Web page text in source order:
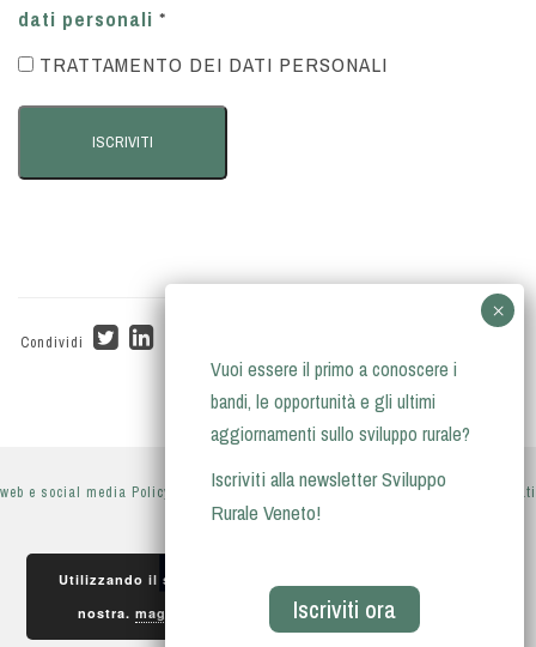
dati personali *
TRATTAMENTO DEI DATI PERSONALI
Condividi
web e social media Policy privacy policy- informativa sul trattamento dei dati
personali
Vuoi essere il primo a conoscere i
bandi, le opportunità e gli ultimi
aggiornamenti sullo sviluppo rurale?
Iscriviti alla newsletter Sviluppo
Rurale Veneto!
Iscriviti ora
Utilizzando il sito, accetti l'utilizzo dei cookie da parte
nostra.maggiori informazioni Accetto